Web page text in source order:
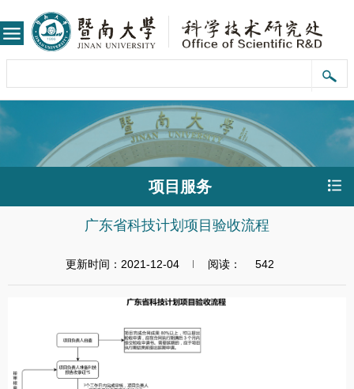
项目服务
广东省科技计划项目验收流程
更新时间：2021-12-04 阅读： 542